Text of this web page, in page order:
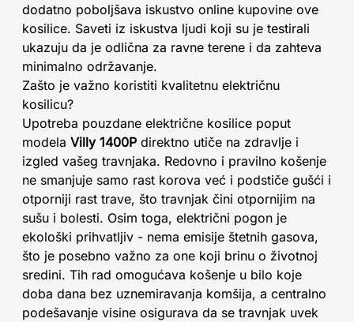
dodatno poboljšava iskustvo online kupovine ove
kosilice. Saveti iz iskustva ljudi koji su je testirali
ukazuju da je odlična za ravne terene i da zahteva
minimalno održavanje.
Zašto je važno koristiti kvalitetnu električnu
kosilicu?
Upotreba pouzdane električne kosilice poput
modela Villy 1400P direktno utiče na zdravlje i
izgled vašeg travnjaka. Redovno i pravilno košenje
ne smanjuje samo rast korova već i podstiče gušći i
otporniji rast trave, što travnjak čini otpornijim na
sušu i bolesti. Osim toga, električni pogon je
ekološki prihvatljiv - nema emisije štetnih gasova,
što je posebno važno za one koji brinu o životnoj
sredini. Tih rad omogućava košenje u bilo koje
doba dana bez uznemiravanja komšija, a centralno
podešavanje visine osigurava da se travnjak uvek